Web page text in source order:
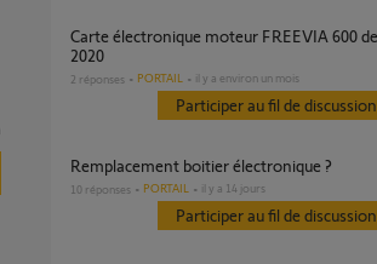
Carte électronique moteur FREEVIA 600 de
2020
2 réponses PORTAIL il y a environ un mois
Participer au fil de discussion
remplacement boitier électronique ?
10 réponses PORTAIL il y a 14 jours
Participer au fil de discussion